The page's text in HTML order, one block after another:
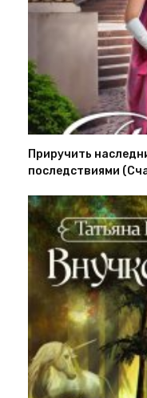
Приручить
последствиями